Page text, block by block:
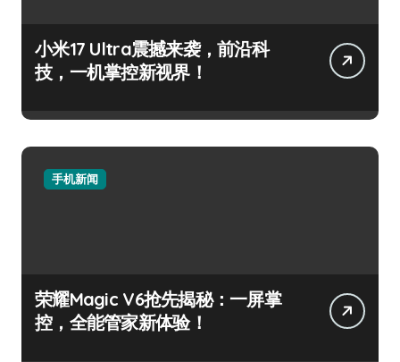
小米17 Ultra震撼来袭，前沿科
技，一机掌控新视界！
手机新闻
荣耀Magic V6抢先揭秘：一屏掌
控，全能管家新体验！